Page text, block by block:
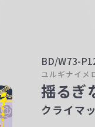
BD/W73-
ユルギナイメ
揺るぎ
クライマ